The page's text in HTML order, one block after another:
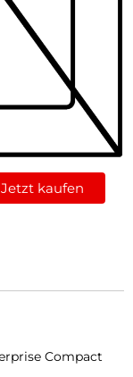
Jetzt kaufen
Compact